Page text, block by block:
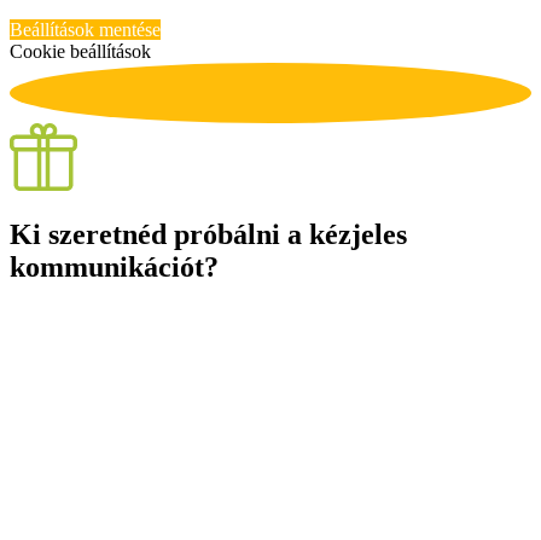
Beállítások mentése
Cookie beállítások
Ki szeretnéd próbálni a kézjeles
kommunikációt?